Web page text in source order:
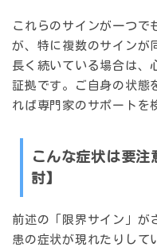
これらのサインが一つで
が、特に複数のサインが
長く続いている場合は、
証拠です。ご自身の状態
れば専門家のサポートを
こんな症状は要注
討】
前述の「限界サイン」が
患の症状が現れたりして